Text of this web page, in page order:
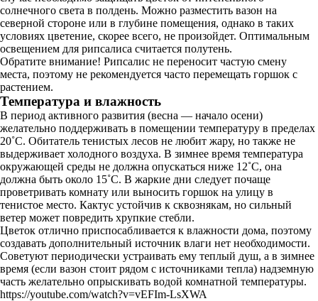
солнечного света в полдень. Можно разместить вазон на
северной стороне или в глубине помещения, однако в таких
условиях цветение, скорее всего, не произойдет. Оптимальным
освещением для рипсалиса считается полутень.
Обратите внимание! Рипсалис не переносит частую смену
места, поэтому не рекомендуется часто перемещать горшок с
растением.
Температура и влажность
В период активного развития (весна — начало осени)
желательно поддерживать в помещении температуру в пределах
20˚С. Обитатель тенистых лесов не любит жару, но также не
выдерживает холодного воздуха. В зимнее время температура
окружающей среды не должна опускаться ниже 12˚С, она
должна быть около 15˚С. В жаркие дни следует почаще
проветривать комнату или выносить горшок на улицу в
тенистое место. Кактус устойчив к сквознякам, но сильный
ветер может повредить хрупкие стебли.
Цветок отлично приспосабливается к влажности дома, поэтому
создавать дополнительный источник влаги нет необходимости.
Советуют периодически устраивать ему теплый душ, а в зимнее
время (если вазон стоит рядом с источниками тепла) надземную
часть желательно опрыскивать водой комнатной температуры.
https://youtube.com/watch?v=vEFIm-LsXWA